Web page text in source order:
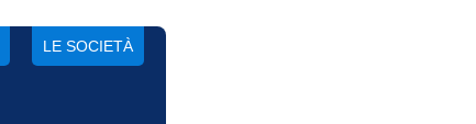
LE SOCIETÀ